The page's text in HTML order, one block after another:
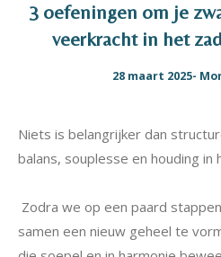
3 oefeningen om je
veerkracht in het
28 maart 2025-
Niets is belangrijker dan
balans, souplesse en houding in
Zodra we op een paard
samen een nieuw geheel te